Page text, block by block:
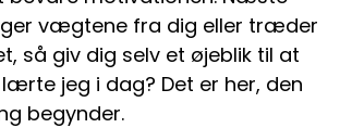
vægtene fra dig eller træder
så giv dig selv et øjeblik til at
jeg i dag? Det er her, den
begynder.